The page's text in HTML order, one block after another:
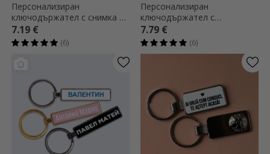
Персонализиран
ключодържател с снимка и
текст - Vulpite
7.19 €
(6)
Персонализиран
ключодържател с
фотография - модел
футбол
7.79 €
(6)